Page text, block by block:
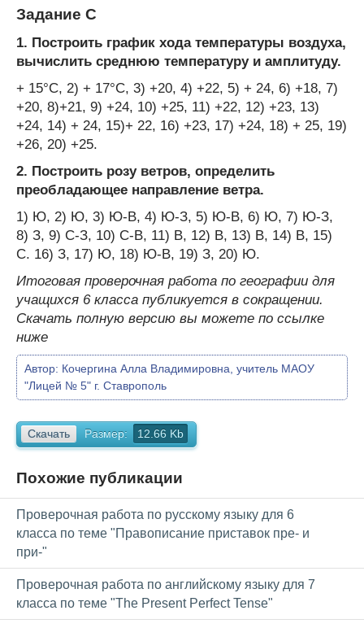
Задание С
1. Построить график хода температуры воздуха,
вычислить среднюю температуру и амплитуду.
+ 15°С, 2) + 17°С, 3) +20, 4) +22, 5) + 24, 6) +18, 7)
+20, 8)+21, 9) +24, 10) +25, 11) +22, 12) +23, 13)
+24, 14) + 24, 15)+ 22, 16) +23, 17) +24, 18) + 25, 19)
+26, 20) +25.
2. Построить розу ветров, определить
преобладающее направление ветра.
1) Ю, 2) Ю, 3) Ю-В, 4) Ю-З, 5) Ю-В, 6) Ю, 7) Ю-З,
8) З, 9) С-З, 10) С-В, 11) В, 12) В, 13) В, 14) В, 15)
С. 16) З, 17) Ю, 18) Ю-В, 19) З, 20) Ю.
Итоговая проверочная работа по географии для
учащихся 6 класса публикуется в сокращении.
Скачать полную версию вы можете по ссылке
ниже
Автор: Кочергина Алла Владимировна, учитель МАОУ
"Лицей № 5" г. Ставрополь
Скачать Размер: 12.66 Kb
Похожие публикации
Проверочная работа по русскому языку для 6
класса по теме "Правописание приставок пре- и
при-"
Проверочная работа по английскому языку для 7
класса по теме "The Present Perfect Tense"